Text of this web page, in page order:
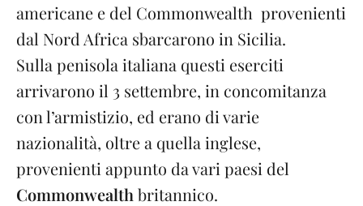
americane e del Commonwealth provenienti
dal Nord Africa sbarcarono in Sicilia.
Sulla penisola italiana questi eserciti
arrivarono il 3 settembre, in concomitanza
con l’armistizio, ed erano di varie
nazionalità, oltre a quella inglese,
provenienti appunto da vari paesi del
Commonwealth britannico.